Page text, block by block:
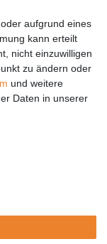
aufgrund eines
kann erteilt
nicht einzuwilligen
zu ändern oder
und weitere
Daten in unserer